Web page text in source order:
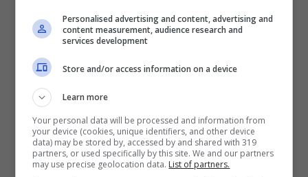
Secondo le anticipazioni settimanali nelle
prossimepuntate italiane di Una Vita,
grandi colpi di scena in arrivo per la
stagione finale della soap iberica. In
Personalised advertising and content, advertising and
content measurement, audience research and
services development
Store and/or access information on a device
Learn more
Your personal data will be processed and information from
your device (cookies, unique identifiers, and other device
data) may be stored by, accessed by and shared with 319
partners, or used specifically by this site. We and our partners
may use precise geolocation data. List of partners.